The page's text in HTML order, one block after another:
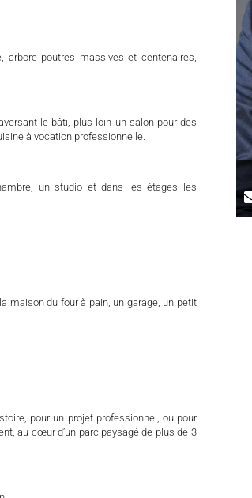
arbore poutres massives et centenaires,
le bâti, plus loin un salon pour des
à vocation professionnelle.
un studio et dans les étages les
maison du four à pain, un garage, un petit
pour un projet professionnel, ou pour
au cœur d’un parc paysagé de plus de 3